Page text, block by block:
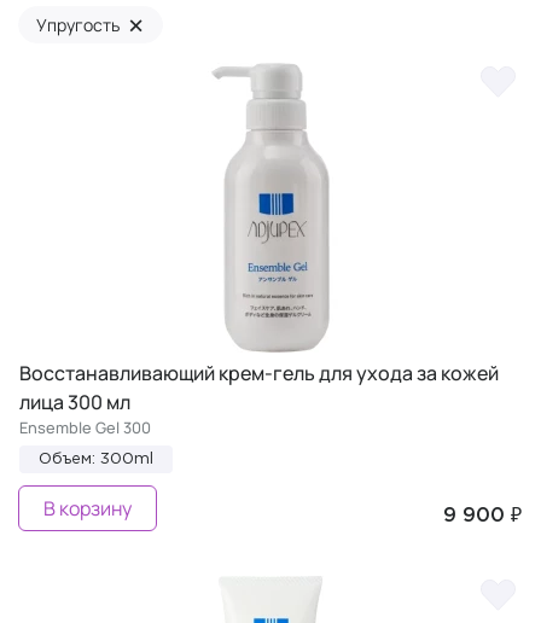
Упругость ×
Восстанавливающий крем-гель для ухода за кожей
лица 300 мл
Ensemble Gel 300
Объем: 300ml
9 900 ₽
В корзину